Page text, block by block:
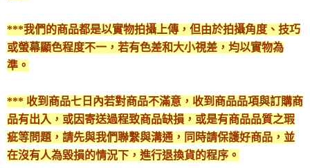
***我們的商品都是以實物拍攝上傳，但由於拍攝角度、技巧
或螢幕顯色程度不一，若有色差和大小視差，均以實物為
準。
*** 收到商品七日內若對商品不滿意，收到商品品項與訂購商
品有出入，或因寄送過程致商品缺損，或是有商品品質之瑕
疵等問題，請先與我們聯繫與溝通，同時請保護好商品，並
在沒有人為毀損的情況下，進行退換貨的程序。